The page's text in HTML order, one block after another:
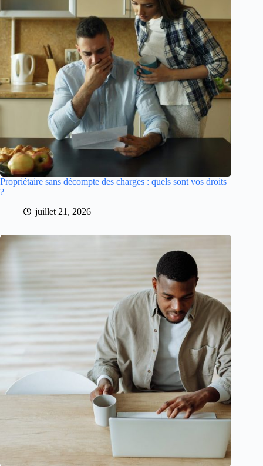
Propriétaire sans décompte des charges : quels sont vos droits
?
juillet 21, 2026